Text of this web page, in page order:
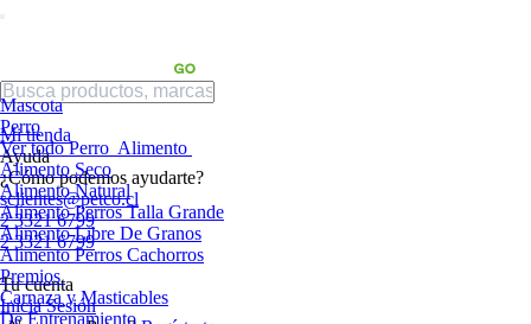
Mi tienda
Ayuda
¿Cómo podemos ayudarte?
sclientes@petco.cl
2 3321 6799
2 3321 6799
Tu cuenta
Inicia Sesión
Mascota
Perro
Ver todo Perro Alimento
Alimento Seco
Alimento Natural
Alimento Perros Talla Grande
Alimento Libre De Granos
Alimento Perros Cachorros
Premios
Carnaza y Masticables
De Entrenamiento